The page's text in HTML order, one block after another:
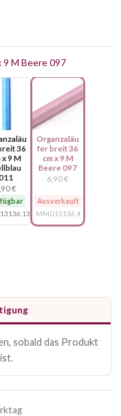
M Beere 097
36
x 9 M
€
Organzaläu
fer breit 36
cm x 9 M
Beere 097
6,90 €
Ausverkauft
MMD13136.4
sobald das Produkt